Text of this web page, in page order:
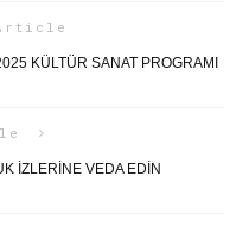
KÜLTÜR SANAT PROGRAMI
İZLERINE VEDA EDIN